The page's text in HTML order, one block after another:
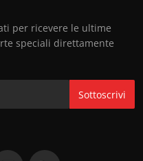
per ricevere le ultime
speciali direttamente
Sottoscrivi